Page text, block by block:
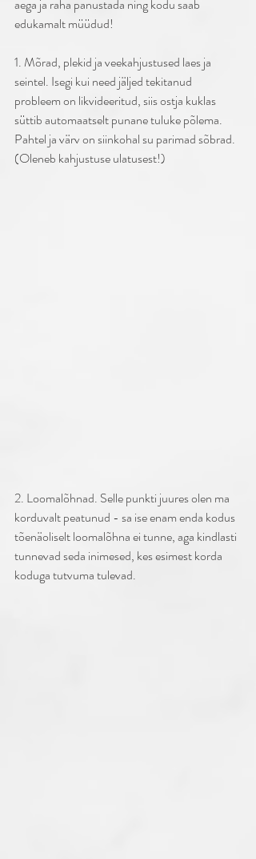
aega ja raha panustada ning kodu saab
edukamalt müüdud!
1. Mõrad, plekid ja veekahjustused laes ja
seintel. Isegi kui need jäljed tekitanud
probleem on likvideeritud, siis ostja kuklas
süttib automaatselt punane tuluke põlema.
Pahtel ja värv on siinkohal su parimad sõbrad.
(Oleneb kahjustuse ulatusest!)
2. Loomalõhnad. Selle punkti juures olen ma
korduvalt peatunud - sa ise enam enda kodus
tõenäoliselt loomalõhna ei tunne, aga kindlasti
tunnevad seda inimesed, kes esimest korda
koduga tutvuma tulevad.